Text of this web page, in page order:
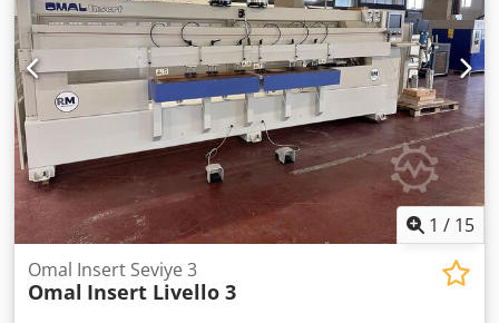
1 / 15
Omal Insert Seviye 3
Omal Insert Livello 3